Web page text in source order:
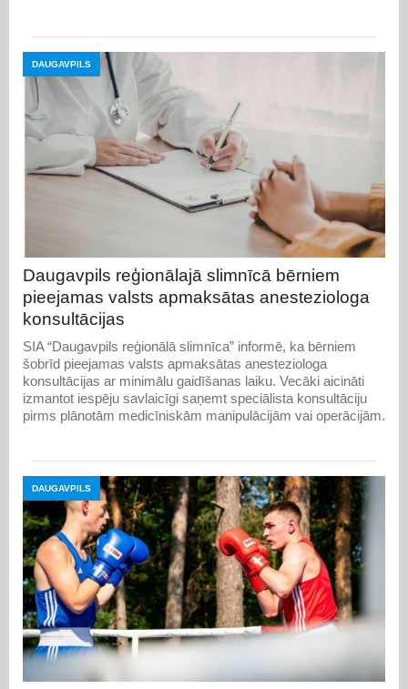
DAUGAVPILS
Daugavpils reģionālajā slimnīcā bērniem
pieejamas valsts apmaksātas anesteziologa
konsultācijas
SIA “Daugavpils reģionālā slimnīca” informē, ka bērniem
šobrīd pieejamas valsts apmaksātas anesteziologa
konsultācijas ar minimālu gaidīšanas laiku. Vecāki aicināti
izmantot iespēju savlaicīgi saņemt speciālista konsultāciju
pirms plānotām medicīniskām manipulācijām vai operācijām.
DAUGAVPILS